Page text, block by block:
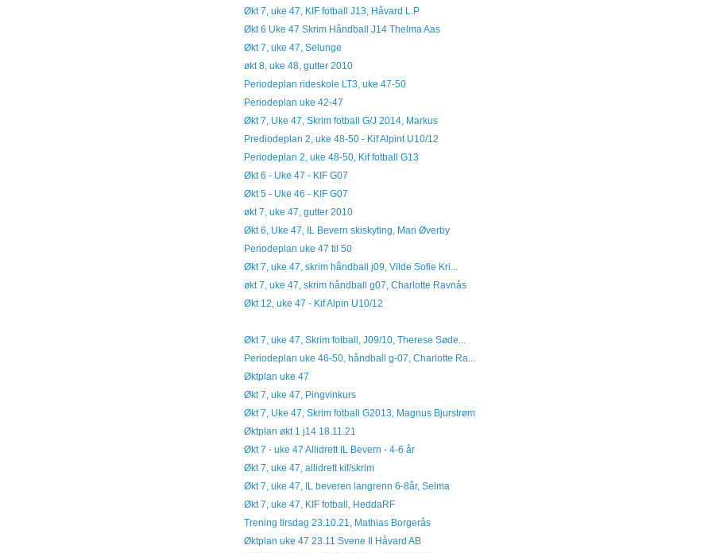
Økt 7, uke 47, KIF fotball J13, Håvard L.P
Økt 6 Uke 47 Skrim Håndball J14 Thelma Aas
Økt 7, uke 47, Selunge
økt 8, uke 48, gutter 2010
Periodeplan rideskole LT3, uke 47-50
Periodeplan uke 42-47
Økt 7, Uke 47, Skrim fotball G/J 2014, Markus
Prediodeplan 2, uke 48-50 - Kif Alpint U10/12
Periodeplan 2, uke 48-50, Kif fotball G13
Økt 6 - Uke 47 - KIF G07
Økt 5 - Uke 46 - KIF G07
økt 7, uke 47, gutter 2010
Økt 6, Uke 47, IL Bevern skiskyting, Mari Øverby
Periodeplan uke 47 til 50
Økt 7, uke 47, skrim håndball j09, Vilde Sofie Kri...
økt 7, uke 47, skrim håndball g07, Charlotte Ravnås
Økt 12, uke 47 - Kif Alpin U10/12
Økt 7, uke 47, Skrim fotball, J09/10, Therese Søde...
Periodeplan uke 46-50, håndball g-07, Charlotte Ra...
Øktplan uke 47
Økt 7, uke 47, Pingvinkurs
Økt 7, Uke 47, Skrim fotball G2013, Magnus Bjurstrøm
Øktplan økt 1 j14 18.11.21
Økt 7 - uke 47 Allidrett IL Bevern - 4-6 år
Økt 7, uke 47, allidrett kif/skrim
Økt 7, uke 47, IL beveren langrenn 6-8år, Selma
Økt 7, uke 47, KIF fotball, HeddaRF
Trening tirsdag 23.10.21, Mathias Borgerås
Øktplan uke 47 23.11 Svene Il Håvard AB